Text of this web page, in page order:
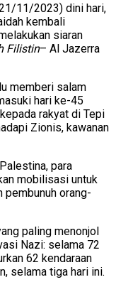
11/2023) dini hari,
kembali
siaran
Filistin– Al Jazerra
memberi salam
hari ke-45
rakyat di Tepi
Zionis, kawanan
para
mobilisasi untuk
orang-
paling menonjol
Nazi: selama 72
62 kendaraan
selama tiga hari ini.